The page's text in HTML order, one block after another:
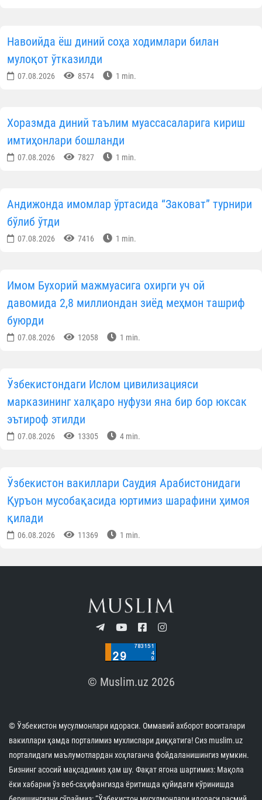
Навоийда ёш диний соҳа ходимлари билан
мулоқот ўтказилди
07.08.2026 8574 1 min.
Хоразмда диний таълим муассасаларига кириш
имтиҳонлари бошланди
07.08.2026 7827 1 min.
Андижонда имомлар ўртасида “Заковат” турнири
бўлиб ўтди
07.08.2026 7416 1 min.
Имом Бухорий мажмуасига охирги уч ой
давомида 2,8 миллиондан зиёд меҳмон ташриф
буюрди
07.08.2026 12058 1 min.
Ўзбекистондаги Ислом цивилизацияси
марказининг халқаро нуфузи яна бир бор юксак
эътироф этилди
07.08.2026 13305 4 min.
Ўзбекистон вакиллари Саудия Арабистонидаги
Қуръон мусобақасида юртимиз шарафини ҳимоя
қилади
06.08.2026 11369 1 min.
© Muslim.uz 2026
© Ўзбекистон мусулмонлари идораси. Оммавий ахборот воситалари
вакиллари ҳамда порталимиз мухлислари диққатига! Сиз muslim.uz
порталидаги маълумотлардан хоҳлаганча фойдаланишингиз мумкин.
Бизнинг асосий мақсадимиз ҳам шу. Фақат ягона шартимиз: Мақола
ёки хабарни ўз веб-саҳифангизда ёритишда қуйидаги кўринишда